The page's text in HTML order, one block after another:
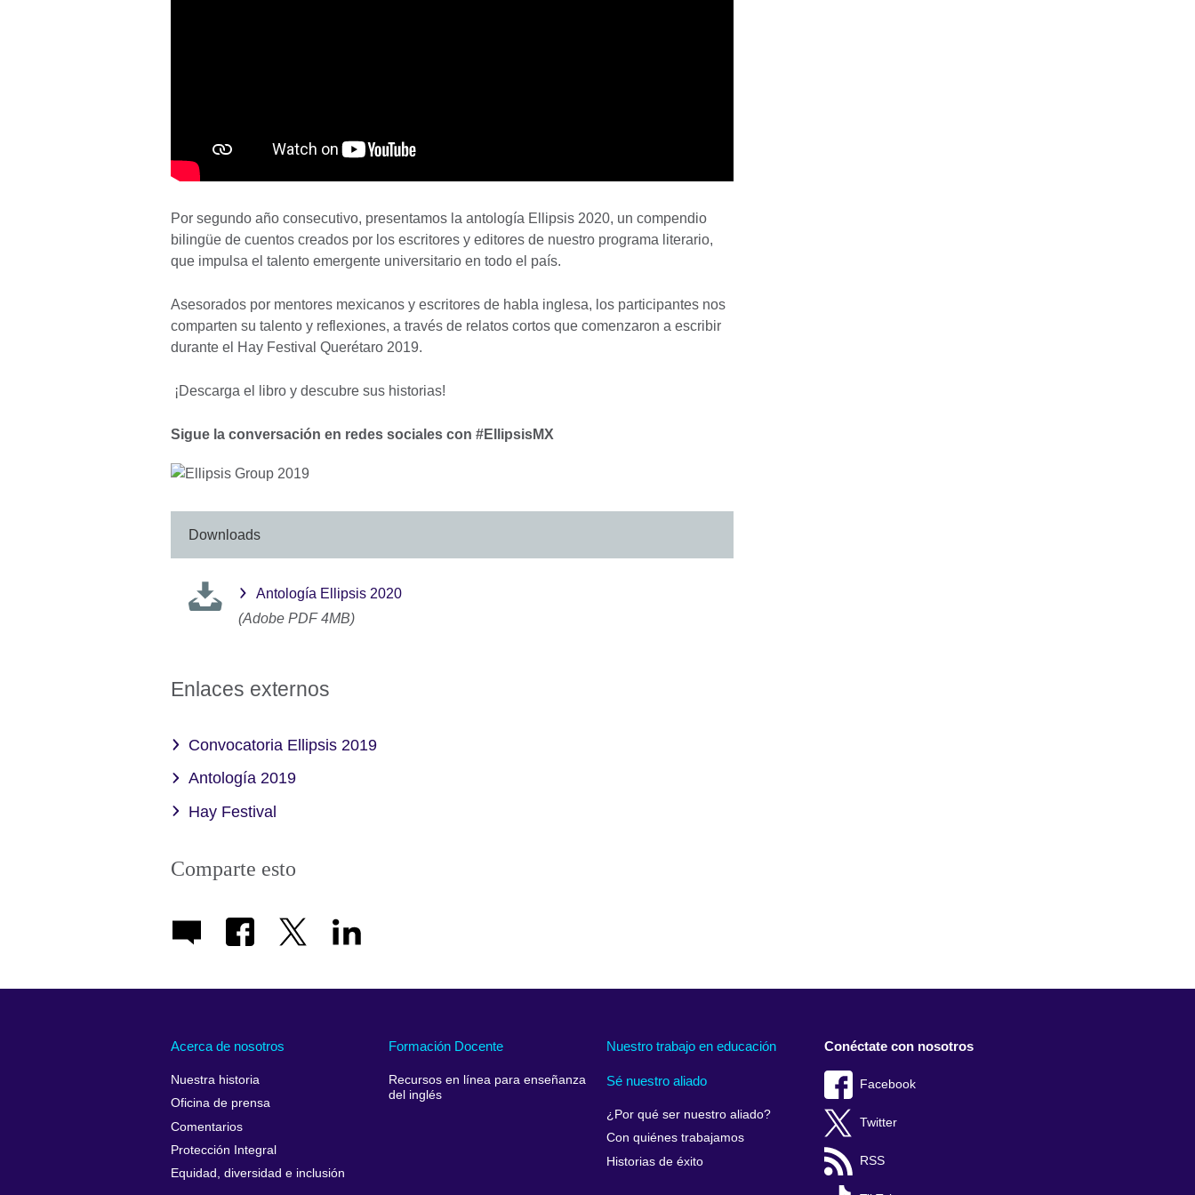
Por segundo año consecutivo, presentamos la antología Ellipsis 2020, un compendio
bilingüe de cuentos creados por los escritores y editores de nuestro programa literario,
que impulsa el talento emergente universitario en todo el país.
Asesorados por mentores mexicanos y escritores de habla inglesa, los participantes nos
comparten su talento y reflexiones, a través de relatos cortos que comenzaron a escribir
durante el Hay Festival Querétaro 2019.
¡Descarga el libro y descubre sus historias!
Sigue la conversación en redes sociales con #EllipsisMX
Downloads
Antología Ellipsis 2020
(Adobe PDF 4MB)
Enlaces externos
Convocatoria Ellipsis 2019
Antología 2019
Hay Festival
Comparte esto
Acerca de nosotros
Nuestra historia
Oficina de prensa
Comentarios
Protección Integral
Equidad, diversidad e inclusión
Formación Docente
Recursos en línea para enseñanza
del inglés
Nuestro trabajo en educación
Sé nuestro aliado
¿Por qué ser nuestro aliado?
Con quiénes trabajamos
Historias de éxito
Conéctate con nosotros
Facebook
Twitter
RSS